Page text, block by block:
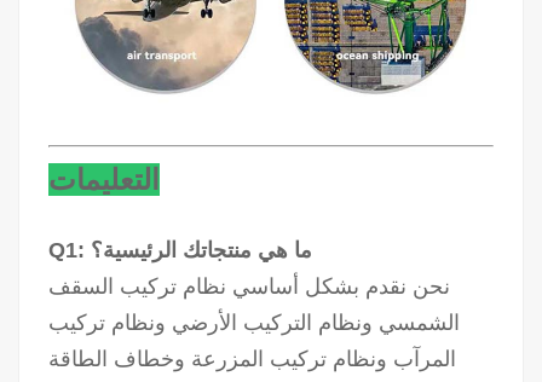
التعليمات
Q1: ما هي منتجاتك الرئيسية؟
نحن نقدم بشكل أساسي نظام تركيب السقف
الشمسي ونظام التركيب الأرضي ونظام تركيب
المرآب ونظام تركيب المزرعة وخطاف الطاقة